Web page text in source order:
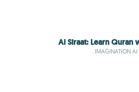
Al Siraat: Learn Quran
IMAGINATION AI